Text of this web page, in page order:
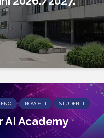
NOVOSTI STUDENTI
AI Academy